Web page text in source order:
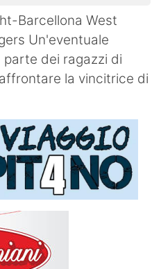
Barcellona West
Un'eventuale
dei ragazzi di
la vincitrice di